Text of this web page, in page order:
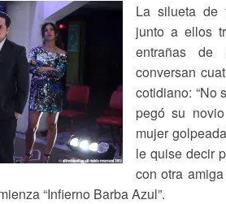
La silueta de
junto a ellos
entrañas de
conversan
cotidiano: “No
pegó su
mujer
le quise decir
con otra
“Infierno Barba Azul”.